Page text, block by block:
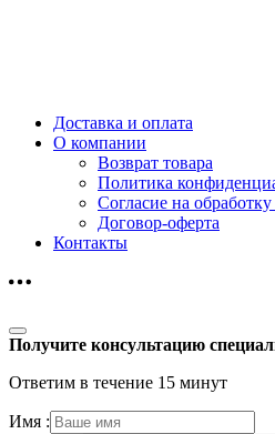
Доставка и оплата
О компании
Возврат товара
Политика
Согласие на
Договор-оферта
Контакты
Получите консультацию
Ответим в течение 15 минут
Имя :